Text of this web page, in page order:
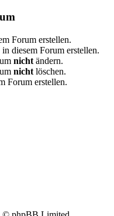
Forum erstellen.
diesem Forum erstellen.
nicht ändern.
nicht löschen.
Forum erstellen.